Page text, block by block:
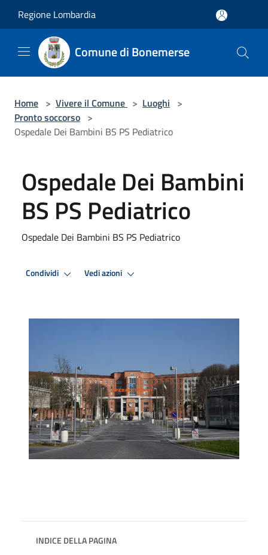
Regione Lombardia
Comune di Bonemerse
Home > Vivere il Comune > Luoghi >
Pronto soccorso >
Ospedale Dei Bambini BS PS Pediatrico
Ospedale Dei Bambini
BS PS Pediatrico
Ospedale Dei Bambini BS PS Pediatrico
Condividi Vedi azioni
INDICE DELLA PAGINA